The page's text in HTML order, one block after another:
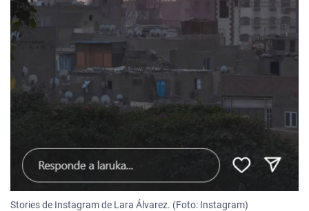
Stories de Instagram de Lara Álvarez. (Foto: Instagram)